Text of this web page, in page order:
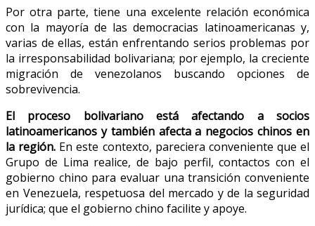
Por otra parte, tiene una excelente relación económica
con la mayoría de las democracias latinoamericanas y,
varias de ellas, están enfrentando serios problemas por
la irresponsabilidad bolivariana; por ejemplo, la creciente
migración de venezolanos buscando opciones de
sobrevivencia.
El proceso bolivariano está afectando a socios
latinoamericanos y también afecta a negocios chinos en
la región. En este contexto, pareciera conveniente que el
Grupo de Lima realice, de bajo perfil, contactos con el
gobierno chino para evaluar una transición conveniente
en Venezuela, respetuosa del mercado y de la seguridad
jurídica; que el gobierno chino facilite y apoye.